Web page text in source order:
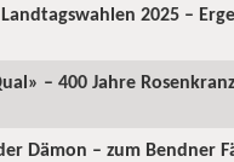
2025 –
– 400 Jahre
Dämon – zum